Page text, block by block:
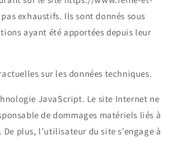
exhaustifs. Ils sont donnés sous
ayant été apportées depuis leur
sur les données techniques.
JavaScript. Le site Internet ne
de dommages matériels liés à
plus, l’utilisateur du site s’engage à